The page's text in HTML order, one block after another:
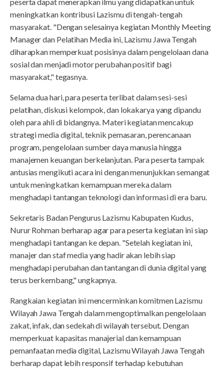
meningkatkan kontribusi Lazismu di tengah-tengah
masyarakat. "Dengan selesainya kegiatan Monthly Meeting
Manager dan Pelatihan Media ini, Lazismu Jawa Tengah
diharapkan memperkuat posisinya dalam pengelolaan dana
sosial dan menjadi motor perubahan positif bagi
masyarakat," tegasnya.
Selama dua hari, para peserta terlibat dalam sesi-sesi
pelatihan, diskusi kelompok, dan lokakarya yang dipandu
oleh para ahli di bidangnya. Materi kegiatan mencakup
strategi media digital, teknik pemasaran, perencanaan
program, pengelolaan sumber daya manusia hingga
manajemen keuangan berkelanjutan. Para peserta tampak
antusias mengikuti acara ini dengan menunjukkan semangat
untuk meningkatkan kemampuan mereka dalam
menghadapi tantangan teknologi dan informasi di era baru.
Sekretaris Badan Pengurus Lazismu Kabupaten Kudus,
Nurur Rohman berharap agar para peserta kegiatan ini siap
menghadapi tantangan ke depan. "Setelah kegiatan ini,
manajer dan staf media yang hadir akan lebih siap
menghadapi perubahan dan tantangan di dunia digital yang
terus berkembang," ungkapnya.
Rangkaian kegiatan ini mencerminkan komitmen Lazismu
Wilayah Jawa Tengah dalam mengoptimalkan pengelolaan
zakat, infak, dan sedekah di wilayah tersebut. Dengan
memperkuat kapasitas manajerial dan kemampuan
pemanfaatan media digital, Lazismu Wilayah Jawa Tengah
berharap dapat lebih responsif terhadap kebutuhan